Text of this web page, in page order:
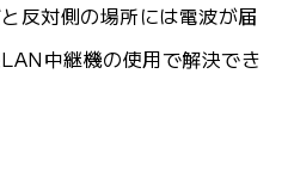
反対側の場所には電波が届
中継機の使用で解決でき